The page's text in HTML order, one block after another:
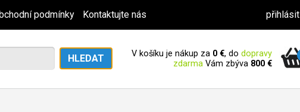
podmínky Kontaktujte nás přihlásit
V košíku je nákup za 0 €, do dopravy
zdarma Vám zbýva 800 €